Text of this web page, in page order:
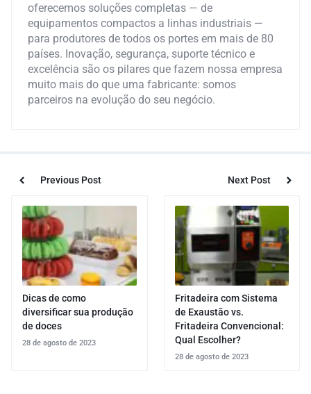
oferecemos soluções completas — de
equipamentos compactos a linhas industriais —
para produtores de todos os portes em mais de 80
países. Inovação, segurança, suporte técnico e
excelência são os pilares que fazem nossa empresa
muito mais do que uma fabricante: somos
parceiros na evolução do seu negócio.
Previous Post Next Post
Dicas de como
diversificar sua produção
de doces
28 de agosto de 2023
Fritadeira com Sistema
de Exaustão vs.
Fritadeira Convencional:
Qual Escolher?
28 de agosto de 2023